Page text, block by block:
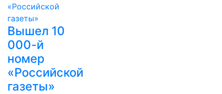
Вышел 10
000-й
номер
«Российской
газеты»